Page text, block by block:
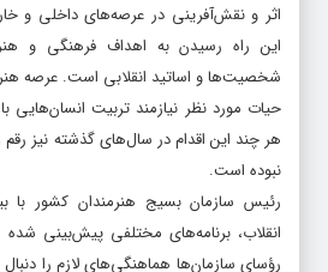
اثر و نقش‌آفرینی در عرصه‌های داخلی و
این راه رسیدن به اهداف فرهنگی و
شخصیت‌ها و اساتید انقلابی است. عرصه هنر
حیات مورد نظر نیازمند تربیت انسان‌هایی
هر چند این اقدام در سال‌های گذشته نیز رقم
نبوده است.
رئیس سازمان بسیج هنرمندان کشور با
انقلاب، برنامه‌های مختلفی پیش‌بینی
رؤسای سازمان‌ها هماهنگی‌های لازم را